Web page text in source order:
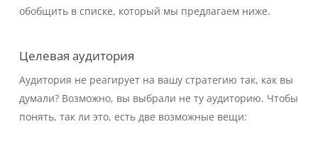
обобщить в списке, который мы предлагаем ниже.
Целевая аудитория
Аудитория не реагирует на вашу стратегию так, как вы
думали? Возможно, вы выбрали не ту аудиторию. Чтобы
понять, так ли это, есть две возможные вещи: